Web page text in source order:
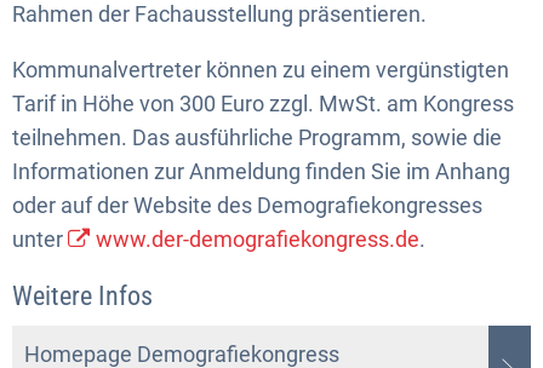
Rahmen der Fachausstellung präsentieren.
Kommunalvertreter können zu einem vergünstigten
Tarif in Höhe von 300 Euro zzgl. MwSt. am Kongress
teilnehmen. Das ausführliche Programm, sowie die
Informationen zur Anmeldung finden Sie im Anhang
oder auf der Website des Demografiekongresses
unter
www.der-demografiekongress.de.
Weitere Infos
Homepage Demografiekongress